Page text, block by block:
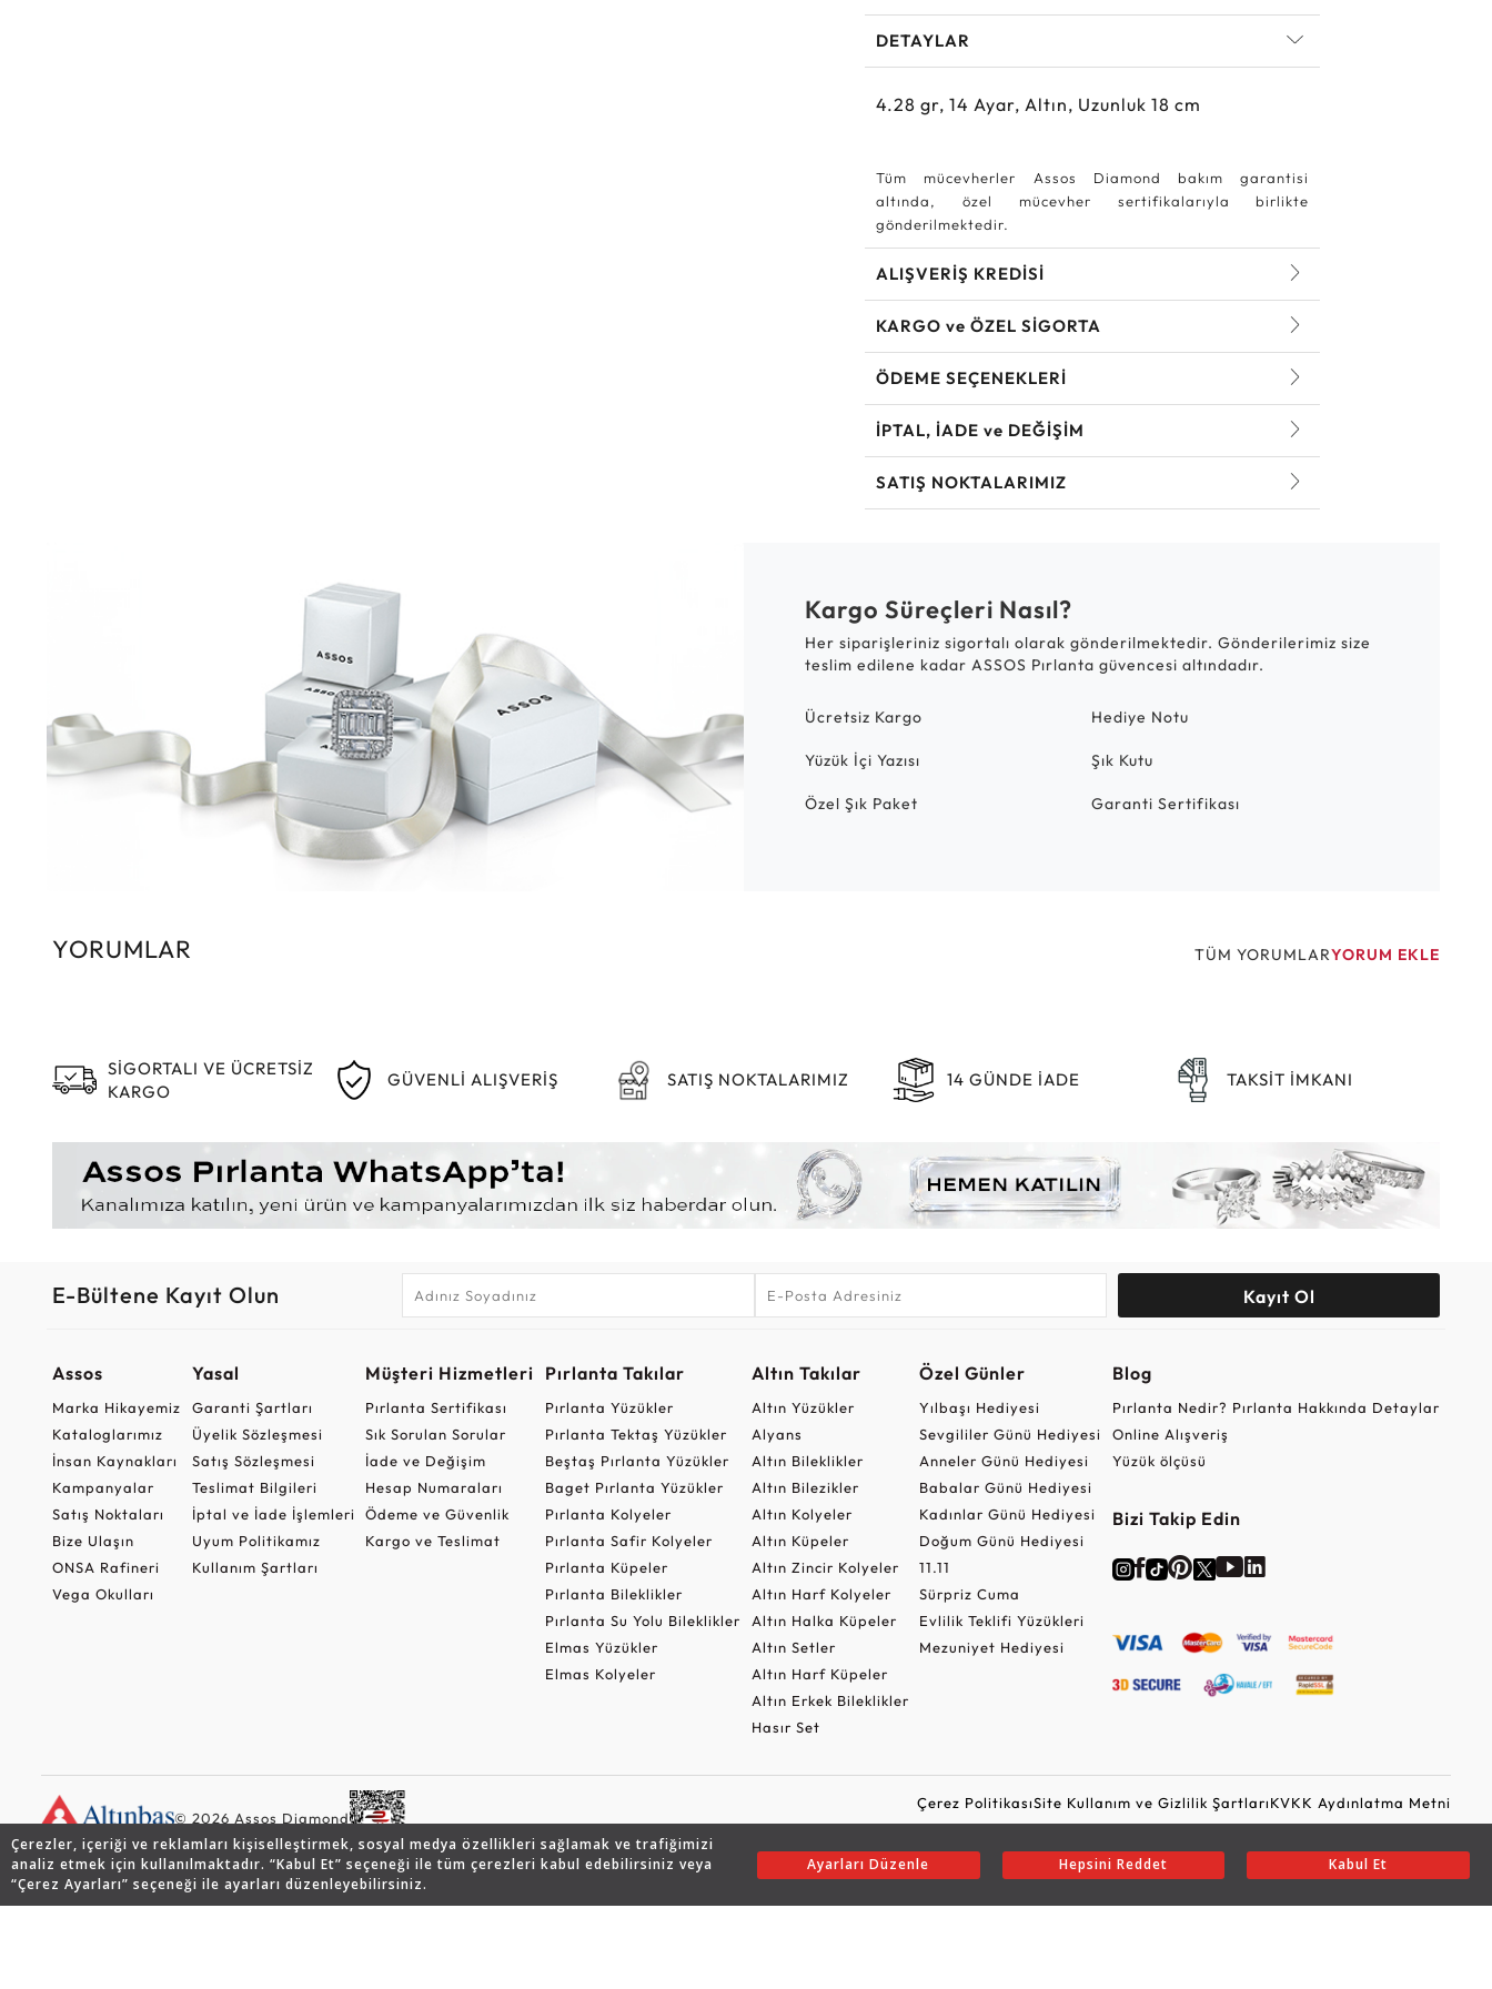
Çerezler, içeriği ve reklamları kişiselleştirmek, sosyal medya özellikleri sağlamak ve trafiğimizi
analiz etmek için kullanılmaktadır. “Kabul Et” seçeneği ile tüm çerezleri kabul edebilirsiniz veya
“Çerez Ayarları” seçeneği ile ayarları düzenleyebilirsiniz.
Ayarları Düzenle Hepsini Reddet Kabul Et
DETAYLAR
4.28gr,14Ayar, Altın, Uzunluk 18 cm
Tüm mücevherler Assos Diamond bakım garantisi
altında, özel mücevher sertifikalarıyla birlikte
gönderilmektedir.
ALIŞVERİŞ KREDİSİ
KARGO ve ÖZEL SİGORTA
ÖDEME SEÇENEKLERİ
İPTAL, İADE ve DEĞİŞİM
SATIŞ NOKTALARIMIZ
Kargo Süreçleri Nasıl?
Her siparişleriniz sigortalı olarak gönderilmektedir. Gönderilerimiz size
teslim edilene kadar ASSOS Pırlanta güvencesi altındadır.
Ücretsiz Kargo Hediye Notu
Yüzük İçi Yazısı Şık Kutu
Özel Şık Paket Garanti Sertifikası
YORUMLAR TÜM YORUMLARYORUM EKLE
SİGORTALI VE ÜCRETSİZ
KARGO
GÜVENLİ ALIŞVERİŞ SATIŞ NOKTALARIMIZ 14 GÜNDE İADE TAKSİT İMKANI
E-Bültene Kayıt Olun Kayıt Ol
Assos
Marka Hikayemiz
Kataloglarımız
İnsan Kaynakları
Kampanyalar
Satış Noktaları
Bize Ulaşın
ONSA Rafineri
Vega Okulları
Yasal
Garanti Şartları
Üyelik Sözleşmesi
Satış Sözleşmesi
Teslimat Bilgileri
İptal ve İade İşlemleri
Uyum Politikamız
Kullanım Şartları
Müşteri Hizmetleri
Pırlanta Sertifikası
Sık Sorulan Sorular
İade ve Değişim
Hesap Numaraları
Ödeme ve Güvenlik
Kargo ve Teslimat
Pırlanta Takılar
Pırlanta Yüzükler
Pırlanta Tektaş Yüzükler
Beştaş Pırlanta Yüzükler
Baget Pırlanta Yüzükler
Pırlanta Kolyeler
Pırlanta Safir Kolyeler
Pırlanta Küpeler
Pırlanta Bileklikler
Pırlanta Su Yolu Bileklikler
Elmas Yüzükler
Elmas Kolyeler
Altın Takılar
Altın Yüzükler
Alyans
Altın Bileklikler
Altın Bilezikler
Altın Kolyeler
Altın Küpeler
Altın Zincir Kolyeler
Altın Harf Kolyeler
Altın Halka Küpeler
Altın Setler
Altın Harf Küpeler
Altın Erkek Bileklikler
Hasır Set
Özel Günler
Yılbaşı Hediyesi
Sevgililer Günü Hediyesi
Anneler Günü Hediyesi
Babalar Günü Hediyesi
Kadınlar Günü Hediyesi
Doğum Günü Hediyesi
11.11
Sürpriz Cuma
Evlilik Teklifi Yüzükleri
Mezuniyet Hediyesi
Blog
Pırlanta Nedir? Pırlanta Hakkında Detaylar
Online Alışveriş
Yüzük ölçüsü
Bizi Takip Edin
© 2026 Assos Diamond
Çerez PolitikasıSite Kullanım ve Gizlilik ŞartlarıKVKK Aydınlatma Metni